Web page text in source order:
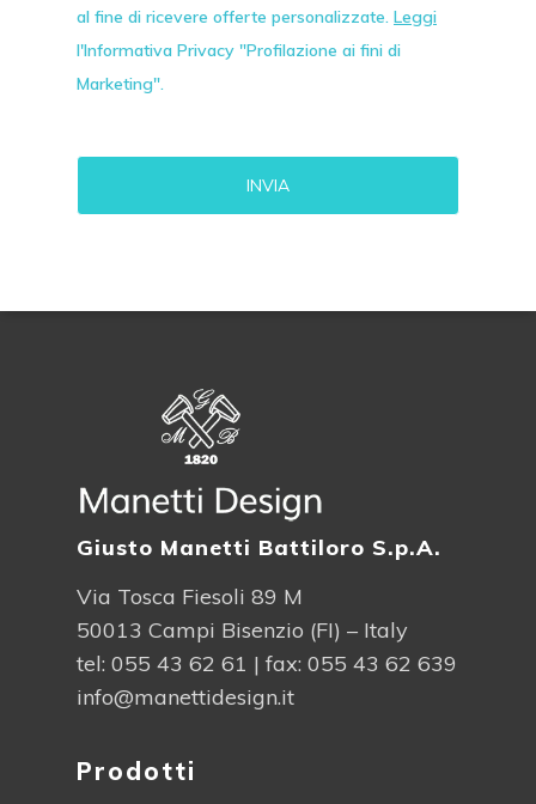
al fine di ricevere offerte personalizzate. Leggi
l'Informativa Privacy "Profilazione ai fini di
Marketing".
Giusto Manetti Battiloro S.p.A.
Via Tosca Fiesoli 89 M
50013 Campi Bisenzio (FI) – Italy
tel: 055 43 62 61 | fax: 055 43 62 639
info@manettidesign.it
Prodotti